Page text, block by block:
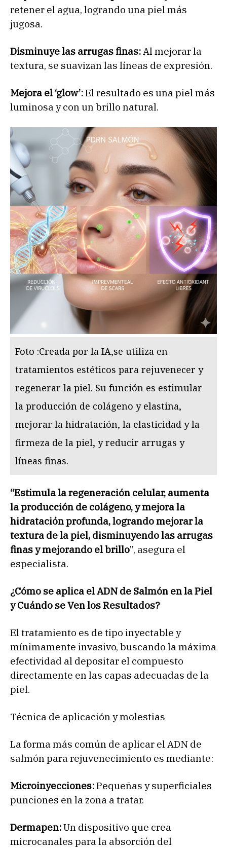
retener el agua, logrando una piel más
jugosa.
Disminuye las arrugas finas:Al mejorar la
textura, se suavizan las líneas de expresión.
Mejora el ‘glow’:El resultado es una piel más
luminosa y con un brillo natural.
Foto :Creada por la IA,se utiliza en
tratamientos estéticos para rejuvenecer y
regenerar la piel. Su función es estimular
la producción de colágeno y elastina,
mejorar la hidratación, la elasticidad y la
firmeza de la piel, y reducir arrugas y
líneas finas.
“Estimula la regeneración celular, aumenta
la producción de colágeno, y mejora la
hidratación profunda, logrando mejorar la
textura de la piel, disminuyendo las arrugas
finas y mejorando el brillo”, asegura el
especialista.
¿Cómo se aplica el ADN de Salmón en la Piel
y Cuándo se Ven los Resultados?
El tratamiento es de tipo inyectable y
mínimamente invasivo, buscando la máxima
efectividad al depositar el compuesto
directamente en las capas adecuadas de la
piel.
Técnica de aplicación y molestias
La forma más común de aplicar el ADN de
salmón para rejuvenecimiento es mediante:
Microinyecciones:Pequeñas y superficiales
punciones en la zona a tratar.
Dermapen:Un dispositivo que crea
microcanales para la absorción del